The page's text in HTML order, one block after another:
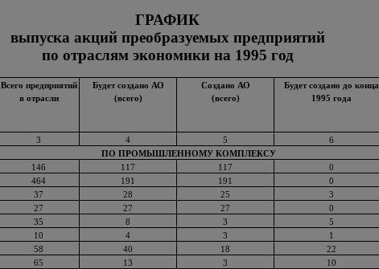
ГРАФИК
выпуска акций преобразуемых предприятий
по отраслям экономики на 1995 год
Всего предприятий
в отрасли
Будет создано АО
(всего)
Создано АО
(всего)
Будет создано до конца
1995 года
3 4 5 6
ПО ПРОМЫШЛЕННОМУ КОМПЛЕКСУ
146 117 117 0
464 191 191 0
37 28 25 3
27 27 27 0
35 8 3 5
10 4 3 1
58 40 18 22
65 13 3 10